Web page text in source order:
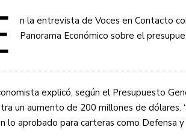
n la entrevista de Voces en Contacto
Panorama Económico sobre el
explicó, según el Presupuesto
un aumento de 200 millones de dólares.
lo aprobado para carteras como Defensa